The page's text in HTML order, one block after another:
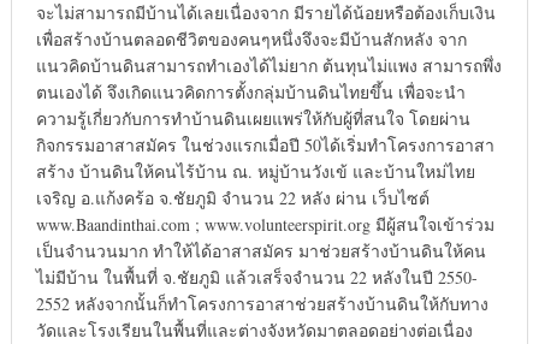
จะไม่สามารถมีบ้านได้เลยเนื่องจาก มีรายได้น้อยหรือต้องเก็บเงิน
เพื่อสร้างบ้านตลอดชีวิตของคนๆหนึ่งจึงจะมีบ้านสักหลัง จาก
แนวคิดบ้านดินสามารถทำเองได้ไม่ยาก ต้นทุนไม่แพง สามารถพึ่ง
ตนเองได้ จึงเกิดแนวคิดการตั้งกลุ่มบ้านดินไทยขึ้น เพื่อจะนำ
ความรู้เกี่ยวกับการทำบ้านดินเผยแพร่ให้กับผู้ที่สนใจ โดยผ่าน
กิจกรรมอาสาสมัคร ในช่วงแรกเมื่อปี 50ได้เริ่มทำโครงการอาสา
สร้าง บ้านดินให้คนไร้บ้าน ณ. หมู่บ้านวังเข้ และบ้านใหม่ไทย
เจริญ อ.แก้งคร้อ จ.ชัยภูมิ จำนวน 22 หลัง ผ่าน เว็บไซต์
www.Baandinthai.com ; www.volunteerspirit.org มีผู้สนใจเข้าร่วม
เป็นจำนวนมาก ทำให้ได้อาสาสมัคร มาช่วยสร้างบ้านดินให้คน
ไม่มีบ้าน ในพื้นที่ จ.ชัยภูมิ แล้วเสร็จจำนวน 22 หลังในปี 2550-
2552 หลังจากนั้นก็ทำโครงการอาสาช่วยสร้างบ้านดินให้กับทาง
วัดและโรงเรียนในพื้นที่และต่างจังหวัดมาตลอดอย่างต่อเนื่อง